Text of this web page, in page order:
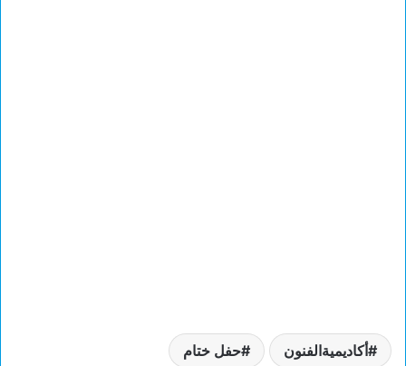
أكاديميةالفنون حفل ختام